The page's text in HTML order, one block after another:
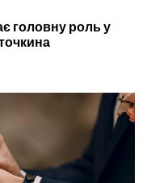
головну роль у